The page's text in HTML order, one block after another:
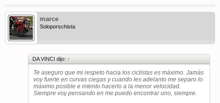
marce
Soloporschista
DA VINCI dijo: ↑
Te aseguro que mi respeto hacia los ciclistas es máximo. Jamás
voy fuerte en curvas ciegas y cuando les adelanto me separo lo
máximo posible e intento hacerlo a la menor velocidad.
Siempre voy pensando en me puedo encontrar uno, siempre.